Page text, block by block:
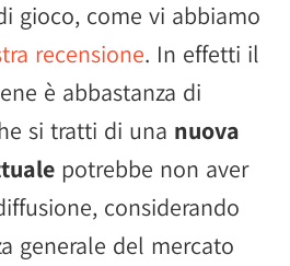
gioco, come vi abbiamo
recensione. In effetti il
è abbastanza di
si tratti di una nuova
potrebbe non aver
considerando
generale del mercato